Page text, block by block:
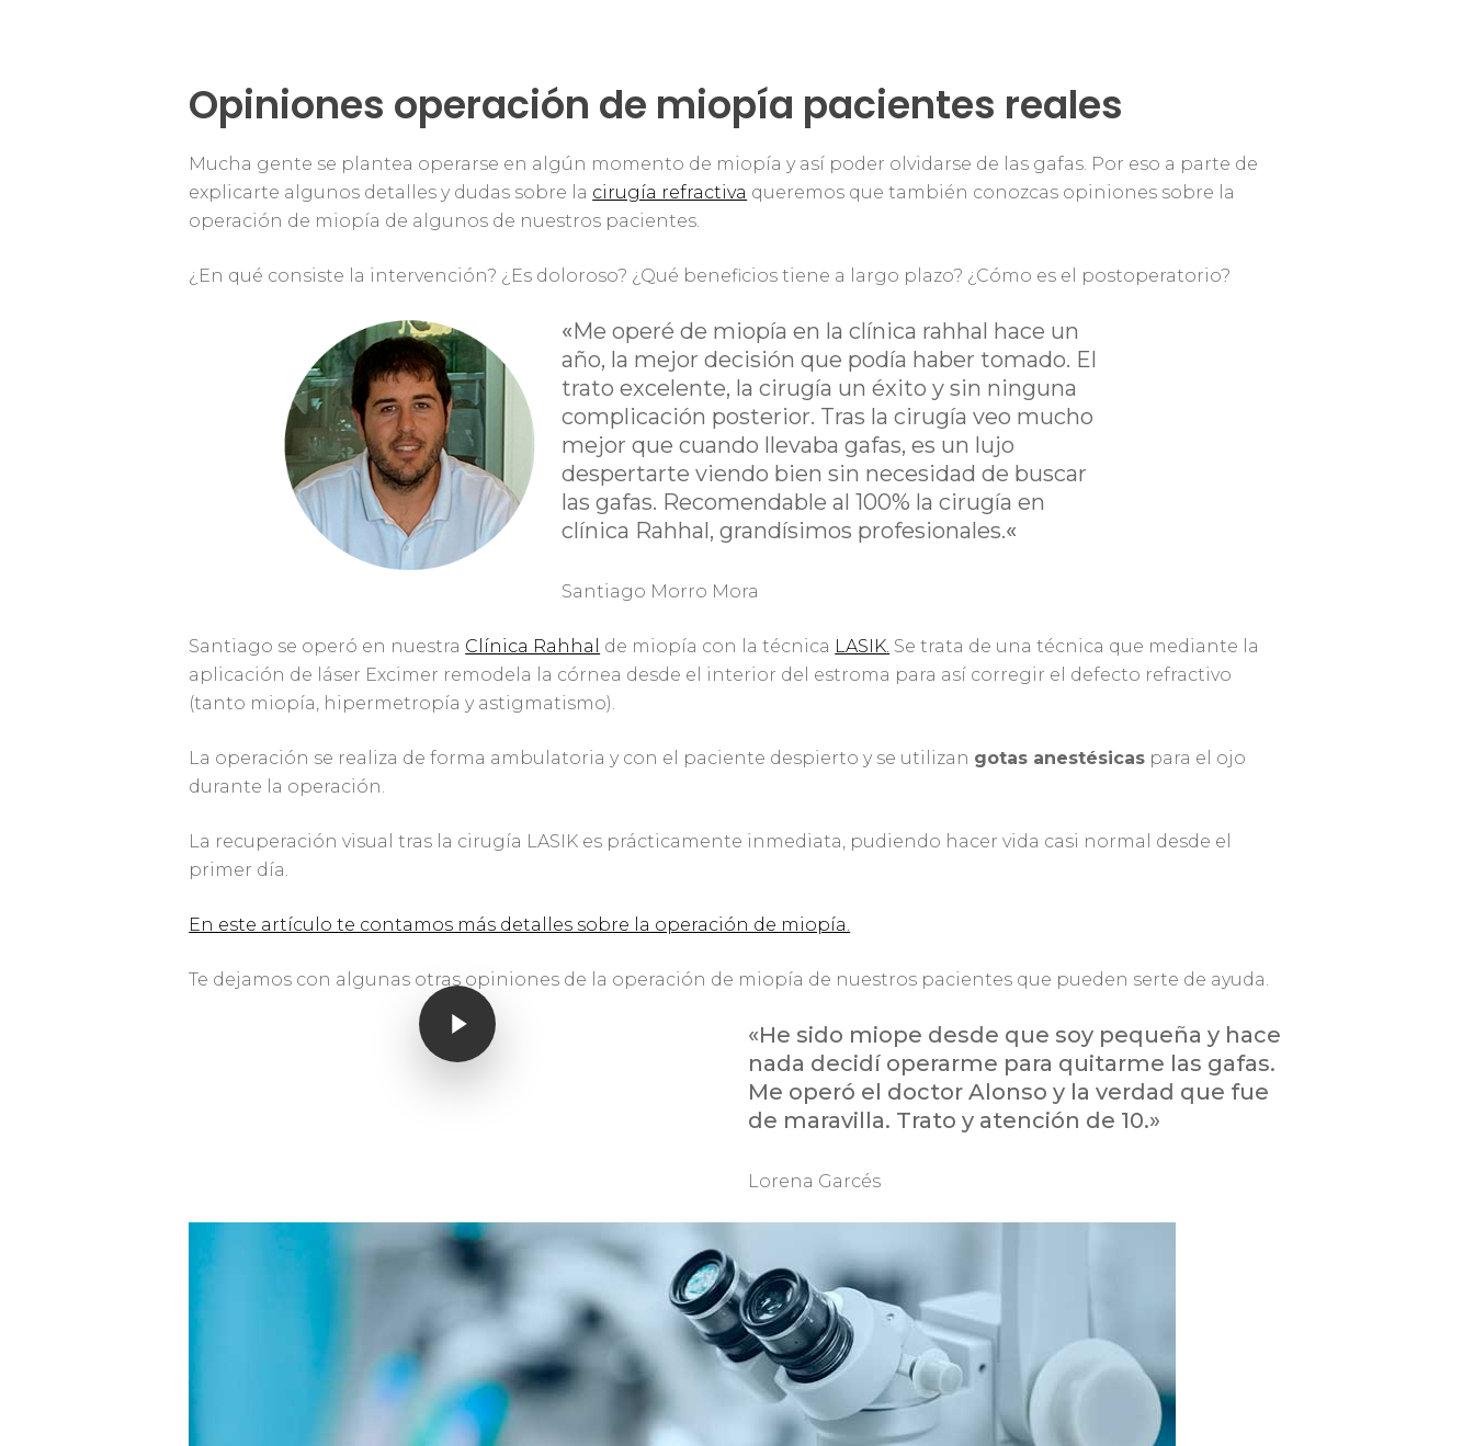
Opiniones operación de miopía pacientes reales
Mucha gente se plantea operarse en algún momento de miopía y así poder olvidarse de las gafas. Por eso a parte de
explicarte algunos detalles y dudas sobre la cirugía refractiva queremos que también conozcas opiniones sobre la
operación de miopía de algunos de nuestros pacientes.
¿En qué consiste la intervención? ¿Es doloroso? ¿Qué beneficios tiene a largo plazo? ¿Cómo es el postoperatorio?
«Me operé de miopía en la clínica rahhal hace un
año, la mejor decisión que podía haber tomado. El
trato excelente, la cirugía un éxito y sin ninguna
complicación posterior. Tras la cirugía veo mucho
mejor que cuando llevaba gafas, es un lujo
despertarte viendo bien sin necesidad de buscar
las gafas. Recomendable al 100% la cirugía en
clínica Rahhal, grandísimos profesionales.«
Santiago Morro Mora
Santiago se operó en nuestra Clínica Rahhal de miopía con la técnica LASIK. Se trata de una técnica que mediante la
aplicación de láser Excimer remodela la córnea desde el interior del estroma para así corregir el defecto refractivo
(tanto miopía, hipermetropía y astigmatismo).
La operación se realiza de forma ambulatoria y con el paciente despierto y se utilizan gotas anestésicas para el ojo
durante la operación.
La recuperación visual tras la cirugía LASIK es prácticamente inmediata, pudiendo hacer vida casi normal desde el
primer día.
En este artículo te contamos más detalles sobre la operación de miopía.
Te dejamos con algunas otras opiniones de la operación de miopía de nuestros pacientes que pueden serte de ayuda.
Play Video
«He sido miope desde que soy pequeña y hace
nada decidí operarme para quitarme las gafas.
Me operó el doctor Alonso y la verdad que fue
de maravilla. Trato y atención de 10.»
Lorena Garcés